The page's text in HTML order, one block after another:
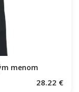
menom
28.22 €